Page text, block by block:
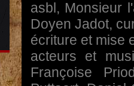
asbl, Monsieur
Doyen Jadot,
écriture et mise
acteurs et
Françoise